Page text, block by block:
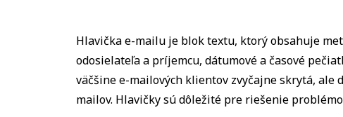
Hlavička e-mailu je blok textu, ktorý obsahuje
odosielateľa a príjemcu, dátumové a časové
väčšine e-mailových klientov zvyčajne skrytá, ale
mailov. Hlavičky sú dôležité pre riešenie